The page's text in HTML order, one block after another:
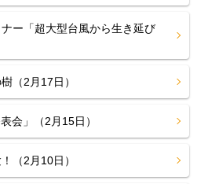
ー「超大型台風から生き延び
（2月17日）
会」（2月15日）
（2月10日）